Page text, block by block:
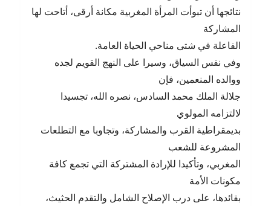
نتائجها أن تبوأت المرأة المغربية مكانة أرقى، أتاحت لها
المشاركة
الفاعلة في شتى مناحي الحياة العامة.
وفي نفس السياق، وسيرا على النهج القويم لجده
ووالده المنعمين، فإن
جلالة الملك محمد السادس، نصره الله، تجسيدا
لالتزامه المولوي
بديمقراطية القرب والمشاركة، وتجاوبا مع التطلعات
المشروعة للشعب
المغربي، وتأكيدا للإرادة المشتركة التي تجمع كافة
مكونات الأمة
بقائدها، على درب الإصلاح الشامل والتقدم الحثيث،